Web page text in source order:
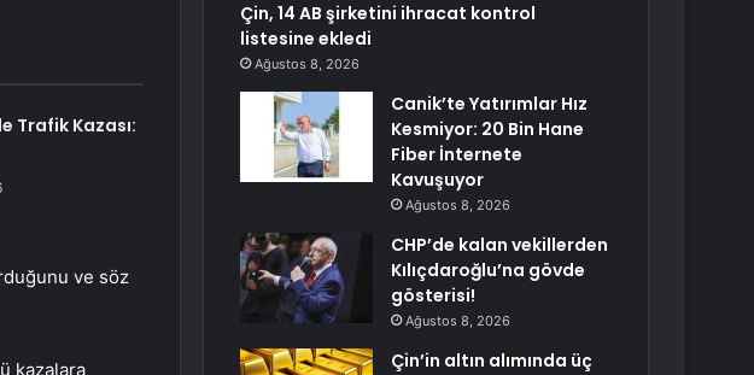
Trafik Kazası:
ve söz
kazalara
Çin, 14 AB şirketini ihracat kontrol
listesine ekledi
Ağustos 8, 2026
Canik’te Yatırımlar Hız
Kesmiyor: 20 Bin Hane
Fiber İnternete
Kavuşuyor
Ağustos 8, 2026
CHP’de kalan vekillerden
Kılıçdaroğlu’na gövde
gösterisi!
Ağustos 8, 2026
Çin’in altın alımında üç